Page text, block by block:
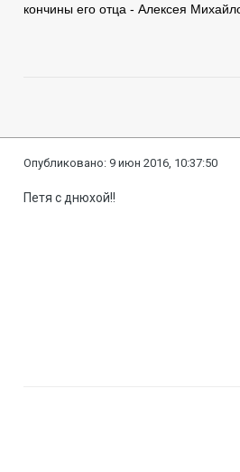
кончины его отца - Алексея
Опубликовано: 9 июн 2016, 10:37:50
Петя с днюхой!!